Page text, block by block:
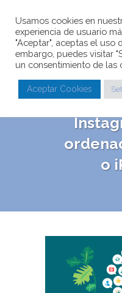
o
Usamos cookies en
experiencia de usuario
"Aceptar", aceptas el uso
embargo, puedes visitar
un consentimiento de las
Aceptar Cookies